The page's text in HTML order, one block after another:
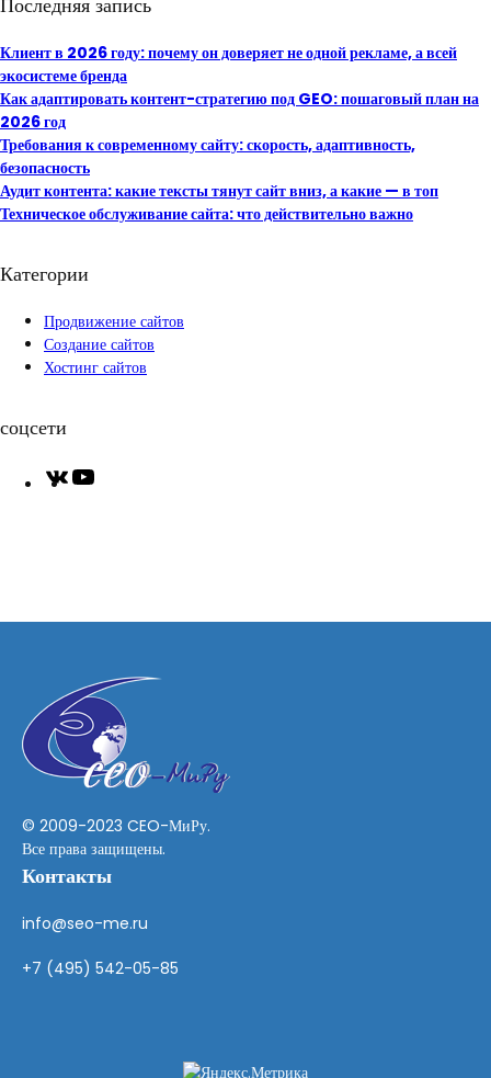
c
Клиент в 2026 году: почему он доверяет не одной рекламе, а всей
экосистеме бренда
Как адаптировать контент-стратегию под GEO: пошаговый план на
2026 год
Требования к современному сайту: скорость, адаптивность,
безопасность
Аудит контента: какие тексты тянут сайт вниз, а какие — в топ
Техническое обслуживание сайта: что действительно важно
Категории
Продвижение сайтов
Создание сайтов
Хостинг сайтов
соцсети
V
© 2009-2023 CEO-МиРу.
Все права защищены.
Контакты
info@seo-me.ru
+7 (495) 542-05-85